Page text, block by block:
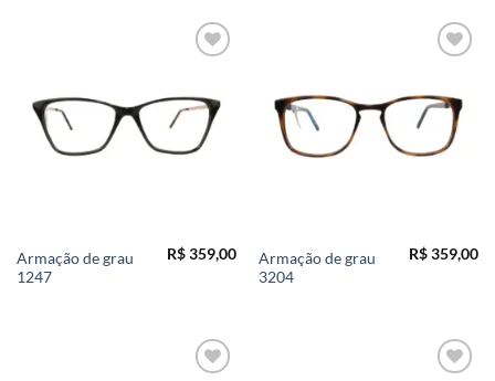
Armação de grau
1247
R$359,00
Armação de grau
3204
R$359,00